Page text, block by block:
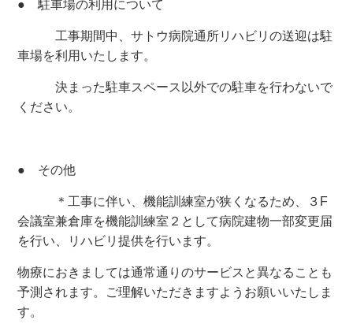
● 駐車場の利用について
工事期間中、サトウ病院通所リハビリの送迎は駐
車場を利用いたします。
決まった駐車スペース以外での駐車を行わないで
ください。
● その他
＊工事に伴い、機能訓練室が狭くなるため、３ F
会議室兼倉庫を機能訓練室２として病院建物一部変更届
を行い、リハビリ提供を行います。
物療におきましては通常通りのサービスと異なることも
予測されます。ご理解いただきますようお願いいたしま
す。